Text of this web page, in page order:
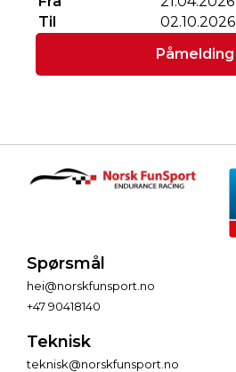
Til
02.10.2026
Påmelding
Spørsmål
hei@norskfunsport.no
+47 90418140
Teknisk
teknisk@norskfunsport.no